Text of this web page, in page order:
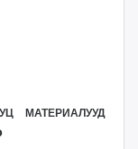
МАТЕРИАЛУУД